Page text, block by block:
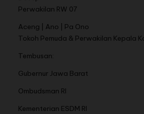
Perwakilan RW 07
Aceng | Ano | Pa Ono
Tokoh Pemuda & Perwakilan Kepala
Tembusan:
Gubernur Jawa Barat
Ombudsman RI
Kementerian ESDM RI